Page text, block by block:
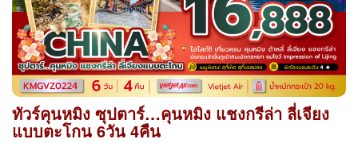
ทัวร์คุนหมิง ซุปตาร์…คุนหมิง แชงกรีล่า ลี่เจียง
แบบตะโกน 6วัน 4คืน